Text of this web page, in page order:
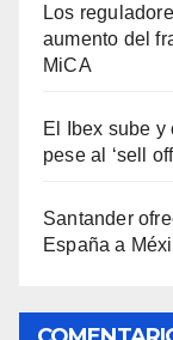
Los
aumento del
MiCA
El Ibex sube
pese al ‘sell
Santander
España a